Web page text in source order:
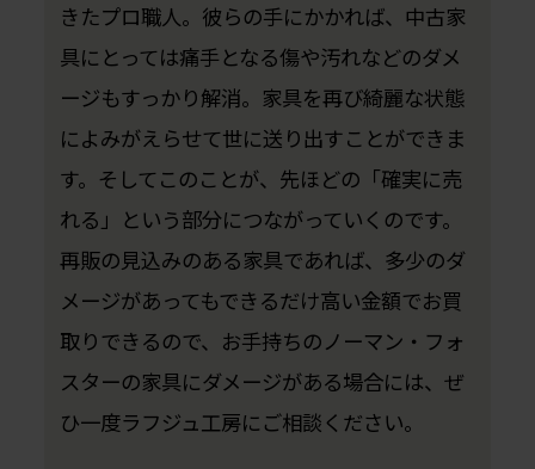
きたプロ職人。彼らの手にかかれば、中古家
具にとっては痛手となる傷や汚れなどのダメ
ージもすっかり解消。家具を再び綺麗な状態
によみがえらせて世に送り出すことができま
す。そしてこのことが、先ほどの「確実に売
れる」という部分につながっていくのです。
再販の見込みのある家具であれば、多少のダ
メージがあってもできるだけ高い金額でお買
取りできるので、お手持ちのノーマン・フォ
スターの家具にダメージがある場合には、ぜ
ひ一度ラフジュ工房にご相談ください。